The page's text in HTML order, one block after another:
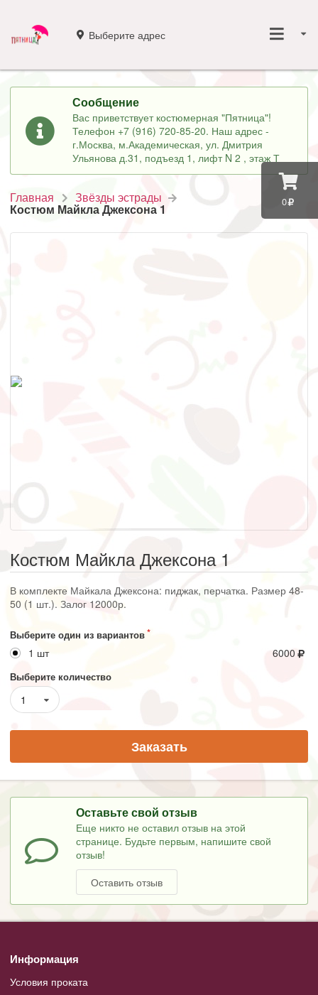
0
Выберите адрес
Сообщение
Вас приветствует костюмерная "Пятница"!
Телефон +7 (916) 720-85-20. Наш адрес -
г.Москва, м.Академическая, ул. Дмитрия
Ульянова д.31, подъезд 1, лифт N 2 , этаж Т
Главная Звёзды эстрады
Костюм Майкла Джексона 1
Костюм Майкла Джексона 1
В комплекте Майкала Джексона: пиджак, перчатка. Размер 48-
50 (1 шт.). Залог 12000р.
Выберите один из вариантов
1 шт 6000
Выберите количество
1
Заказать
Оставьте свой отзыв
Еще никто не оставил отзыв на этой
странице. Будьте первым, напишите свой
отзыв!
Оставить отзыв
Информация
Условия проката